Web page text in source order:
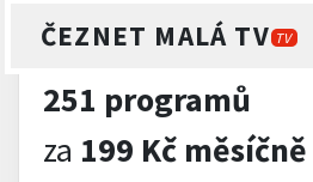
ČEZNET MALÁ TV TV
251 programů
za 199 Kč měsíčně